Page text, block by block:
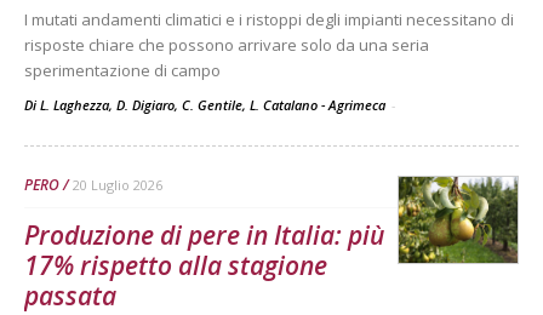
I mutati andamenti climatici e i ristoppi degli impianti necessitano di
risposte chiare che possono arrivare solo da una seria
sperimentazione di campo
Di L. Laghezza, D. Digiaro, C. Gentile, L. Catalano - Agrimeca -
PERO 20 Luglio 2026
Produzione di pere in Italia: più
17% rispetto alla stagione
passata